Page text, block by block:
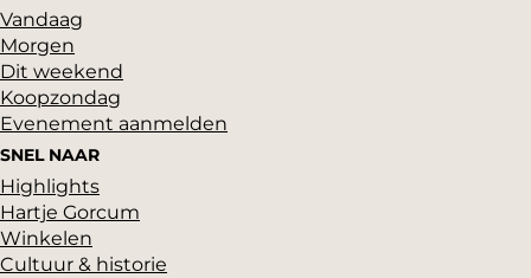
Vandaag
Morgen
Dit weekend
Koopzondag
Evenement aanmelden
SNEL NAAR
Highlights
Hartje Gorcum
Winkelen
Cultuur & historie